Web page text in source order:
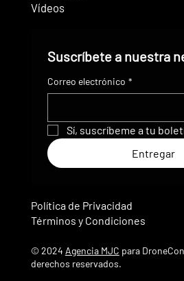
Vídeos
Suscríbete a nuestra
Correo electrónico *
Sí, suscríbeme a tu
Entregar
© 2024 Agencia MJC para
derechos reservados.
Términos y Condiciones
Política de Privacidad